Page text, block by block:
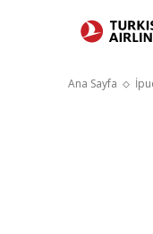
Ana Sayfa